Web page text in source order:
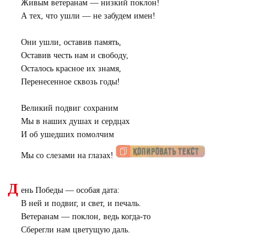
Живым ветеранам — низкий поклон!
А тех, что ушли — не забудем имен!
Они ушли, оставив память,
Оставив честь нам и свободу,
Осталось красное их знамя,
Перенесенное сквозь годы!
Великий подвиг сохраним
Мы в наших душах и сердцах
И об ушедших помолчим
Мы со слезами на глазах!
Д ень Победы — особая дата:
В ней и подвиг, и свет, и печаль.
Ветеранам — поклон, ведь когда-то
Сберегли нам цветущую даль.